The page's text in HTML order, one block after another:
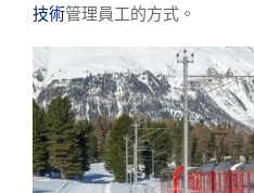
技術管理員工的方式。